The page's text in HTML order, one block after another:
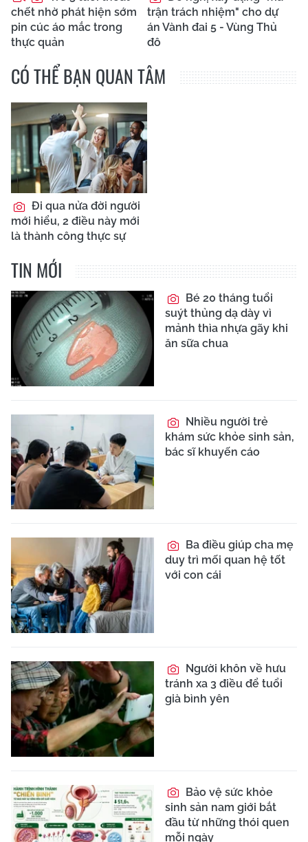
chết nhờ phát hiện sớm
pin cúc áo mắc trong
thực quản
trận trách nhiệm" cho dự
án Vành đai 5 - Vùng Thủ
đô
CÓ THỂ BẠN QUAN TÂM
Đi qua nửa đời người
mới hiểu, 2 điều này mới
là thành công thực sự
TIN MỚI
Bé 20 tháng tuổi
suýt thủng dạ dày vì
mảnh thìa nhựa gãy khi
ăn sữa chua
Nhiều người trẻ
khám sức khỏe sinh sản,
bác sĩ khuyến cáo
Ba điều giúp cha mẹ
duy trì mối quan hệ tốt
với con cái
Người khôn về hưu
tránh xa 3 điều để tuổi
già bình yên
Bảo vệ sức khỏe
sinh sản nam giới bắt
đầu từ những thói quen
mỗi ngày